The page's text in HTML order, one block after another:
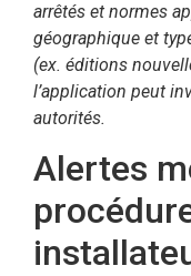
arrêtés et normes
géographique et
(ex. éditions
l’application peut
autorités.
Alertes